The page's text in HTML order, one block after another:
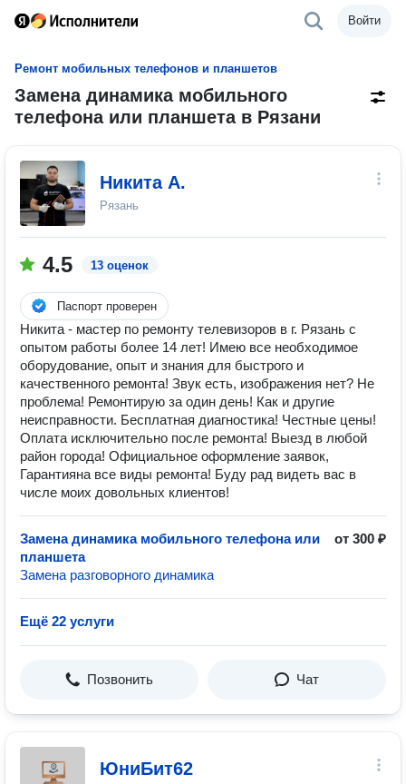
Войти
Ремонт мобильных телефонов и планшетов
Замена динамика мобильного
телефона или планшета в Рязани
Никита А.
Рязань
4.5 13 оценок
Паспорт проверен
Никита - мастер по ремонту телевизоров в г. Рязань с
опытом работы более 14 лет! Имею все необходимое
оборудование, опыт и знания для быстрого и
качественного ремонта! Звук есть, изображения нет? Не
проблема! Ремонтирую за один день! Как и другие
неисправности. Бесплатная диагностика! Честные цены!
Оплата исключительно после ремонта! Выезд в любой
район города! Официальное оформление заявок,
Гарантияна все виды ремонта! Буду рад видеть вас в
числе моих довольных клиентов!
Замена динамика мобильного телефона или
планшета
от 300 ₽
Замена разговорного динамика
Ещё 22 услуги
Позвонить Чат
ЮниБит62